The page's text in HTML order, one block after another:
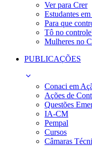
Ver para Crer
Estudantes
Para que
Tô no
Mulheres no
PUBLICAÇÕES
Conaci em
Ações de
Questões
IA-CM
Pempal
Cursos
Câmaras